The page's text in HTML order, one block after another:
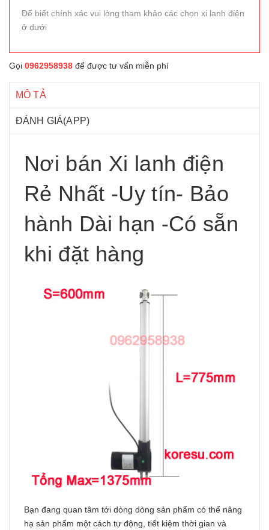
Để biết chính xác vui lòng tham khảo các chọn xi lanh điện
ở dưới
Gọi 0962958938 để được tư vấn miễn phí
MÔ TẢ
ĐÁNH GIÁ(APP)
Nơi bán Xi lanh điện
Rẻ Nhất -Uy tín- Bảo
hành Dài hạn -Có sẵn
khi đặt hàng
Bạn đang quan tâm tới dòng dòng sản phẩm có thể nâng
hạ sản phẩm một cách tự động, tiết kiệm thời gian và